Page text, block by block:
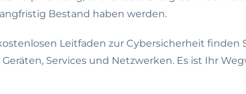
Bestand haben werden.
Leitfaden zur Cybersicherheit finden
Services und Netzwerken. Es ist Ihr